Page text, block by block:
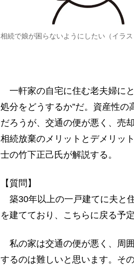
相続で娘が困らないようにしたい（イラス
一軒家の自宅に住む老夫婦に
処分をどうするか”だ。資産性
だろうが、交通の便が悪く、売
相続放棄のメリットとデメリッ
士の竹下正己氏が解説する。
【質問】
築30年以上の一戸建てに夫と
を建てており、こちらに戻る予
私の家は交通の便が悪く、周
するのは難しいと思います。そ